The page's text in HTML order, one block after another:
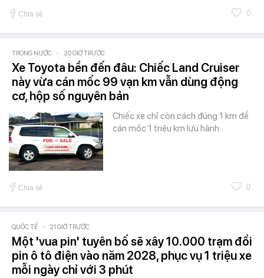
Chia sẻ 0
TRONG NƯỚC - 20 GIỜ TRƯỚC
Xe Toyota bền đến đâu: Chiếc Land Cruiser
này vừa cán mốc 99 vạn km vẫn dùng động
cơ, hộp số nguyên bản
Chiếc xe chỉ còn cách đúng 1 km để
cán mốc 1 triệu km lưu hành.
Chia sẻ 0
QUỐC TẾ - 21 GIỜ TRƯỚC
Một 'vua pin' tuyên bố sẽ xây 10.000 trạm đổi
pin ô tô điện vào năm 2028, phục vụ 1 triệu xe
mỗi ngày chỉ với 3 phút